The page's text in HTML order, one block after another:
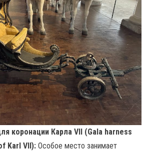
коронации Карла VII (Gala harness
Karl VII): Особое место занимает